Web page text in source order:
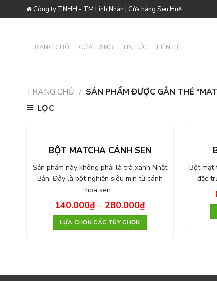
to
Công ty TNHH - TM Linh Nhân | Cửa hàng Sen Huế
TRANG CHỦ CỬA HÀNG TIN TỨC LIÊN HỆ
TRANG CHỦ / SẢN PHẨM ĐƯỢC GẮN THẺ
LỌC
BỘT MATCHA CÁNH SEN
Sản phẩm này không phải là trà xanh Nhật
Bản. Đây là bột nghiền siêu mịn từ cánh
hoa sen…
140.000₫ – 280.000₫
LỰA CHỌN CÁC TÙY CHỌN
Bột mạt
đặc